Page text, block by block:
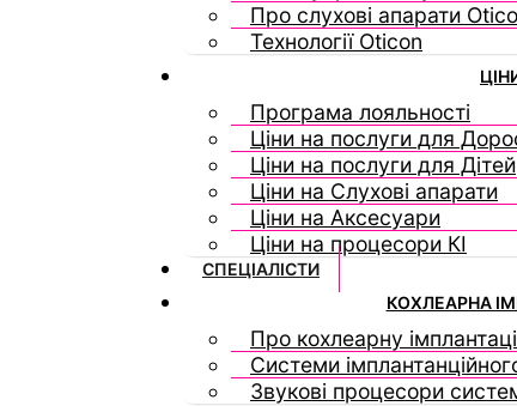
Про слухові апарати
Технології Oticon
Програма лояльності
Ціни на послуги для
Ціни на послуги для Дітей
Ціни на Слухові апарати
Ціни на Аксесуари
Ціни на процесори КІ
СПЕЦІАЛІСТИ
КОХЛЕАРНА
Про кохлеарну
Системи
Звукові процесори